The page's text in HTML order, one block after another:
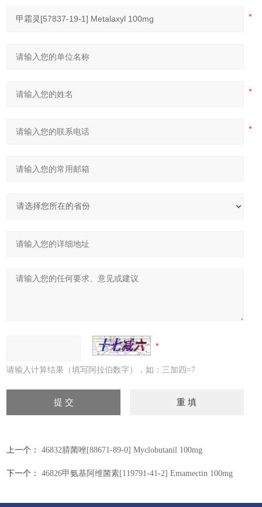
请输入计算结果（填写阿拉伯数字），如：三加四=7
上一个： 46832腈菌唑[88671-89-0] Myclobutanil 100mg
下一个： 46826甲氨基阿维菌素[119791-41-2] Emamectin 100mg